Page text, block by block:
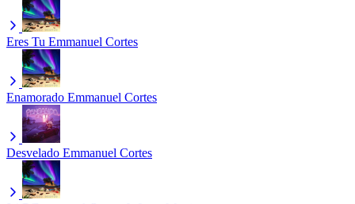
Eres Tu Emmanuel Cortes
Enamorado Emmanuel Cortes
Desvelado Emmanuel Cortes